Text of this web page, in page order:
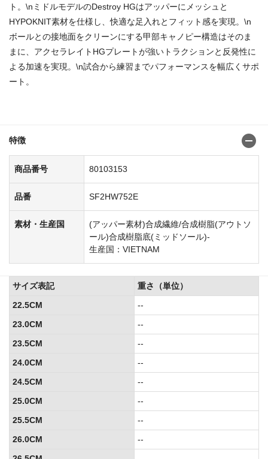
ト。\nミドルモデルのDestroy HGはアッパーにメッシュと
HYPOKNIT素材を仕様し、快適な足入れとフィット感を実現。\n
ボールとの接地面をクリーンにする甲部キャノピー構造はそのま
まに、アクセラレイトHGプレートが強いトラクションと反発性に
よる加速を実現。\n試合から練習までパフォーマンスを幅広くサポ
ート。
特徴
商品番号 80103153
品番 SF2HW752E
素材・生産国
(アッパー素材)合成繊維/合成樹脂(アウトソ
ール)合成樹脂底(ミッドソール)-
生産国：VIETNAM
サイズ表記
重さ（単位）
22.5CM
--
23.0CM
--
23.5CM
--
24.0CM
--
24.5CM
--
25.0CM
--
25.5CM
--
26.0CM
--